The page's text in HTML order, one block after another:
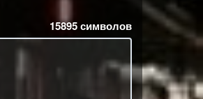
15895символов